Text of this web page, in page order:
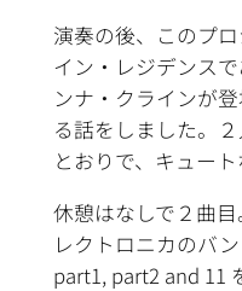
演奏の後、このプ
イン・レジデンス
ンナ・クラインが
る話をしました。
とおりで、キュート
休憩はなしで２曲
レクトロニカのバ
part1, part2 and 11